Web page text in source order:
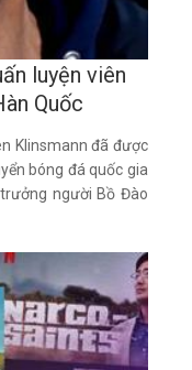
luyện viên
Quốc
Klinsmann đã được
bóng đá quốc gia
người Bồ Đào